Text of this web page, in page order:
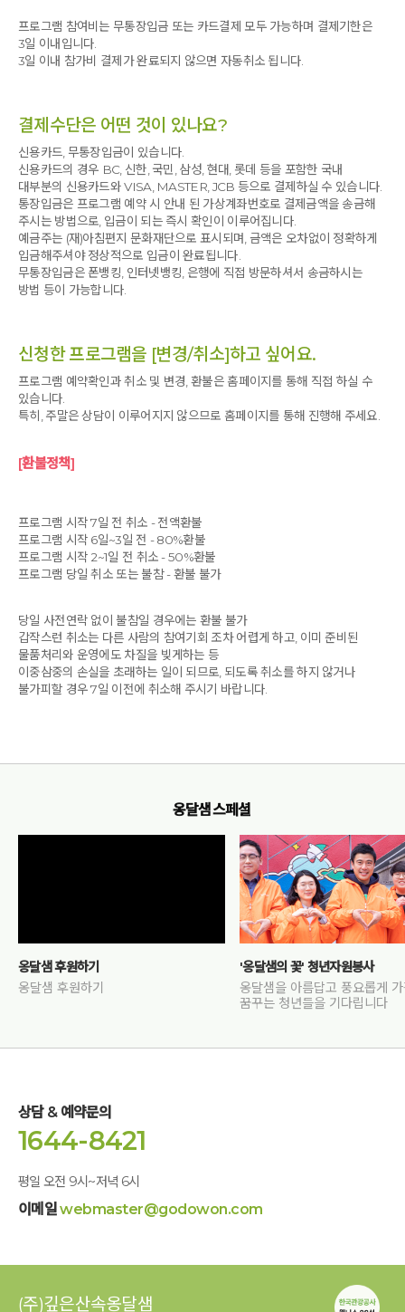
프로그램 참여비는 무통장입금 또는 카드결제 모두 가능하며 결제기한은
3일 이내입니다.
3일 이내 참가비 결제가 완료되지 않으면 자동취소 됩니다.
결제수단은 어떤 것이 있나요?
신용카드, 무통장입금이 있습니다.
신용카드의 경우 BC, 신한, 국민, 삼성, 현대, 롯데 등을 포함한 국내
대부분의 신용카드와 VISA, MASTER, JCB 등으로 결제하실 수 있습니다.
통장입금은 프로그램 예약 시 안내 된 가상계좌번호로 결제금액을 송금해
주시는 방법으로, 입금이 되는 즉시 확인이 이루어집니다.
예금주는 (재)아침편지 문화재단으로 표시되며, 금액은 오차없이 정확하게
입금해주셔야 정상적으로 입금이 완료됩니다.
무통장입금은 폰뱅킹, 인터넷뱅킹, 은행에 직접 방문하셔서 송금하시는
방법 등이 가능합니다.
신청한 프로그램을 [변경/취소]하고 싶어요.
프로그램 예약확인과 취소 및 변경, 환불은 홈페이지를 통해 직접 하실 수
있습니다.
특히, 주말은 상담이 이루어지지 않으므로 홈페이지를 통해 진행해 주세요.
[환불정책]
프로그램 시작 7일 전 취소 - 전액환불
프로그램 시작 6일~3일 전 - 80%환불
프로그램 시작 2~1일 전 취소 - 50%환불
프로그램 당일 취소 또는 불참 - 환불 불가
당일 사전연락 없이 불참일 경우에는 환불 불가
갑작스런 취소는 다른 사람의 참여기회 조차 어렵게 하고, 이미 준비된
물품처리와 운영에도 차질을 빚게하는 등
이중삼중의 손실을 초래하는 일이 되므로, 되도록 취소를 하지 않거나
불가피할 경우 7일 이전에 취소해 주시기 바랍니다.
옹달샘 스페셜
옹달샘 후원하기
옹달샘 후원하기
'옹달샘의 꽃' 청년자원봉사
옹달샘을 아름답고 풍요롭게
꿈꾸는 청년들을 기다립니다
상담 & 예약문의
1644-8421
평일 오전 9시~저녁 6시
이메일webmaster@godowon.com
(주)깊은산속옹달샘